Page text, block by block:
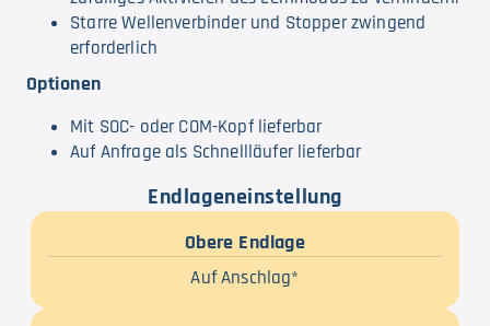
Starre Wellenverbinder und Stopper zwingend
erforderlich
Optionen
Mit SOC- oder COM-Kopf lieferbar
Auf Anfrage als Schnellläufer lieferbar
Endlageneinstellung
Obere Endlage
Auf Anschlag*